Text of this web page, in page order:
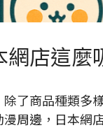
網店這麼
除了商品種類多
周邊，日本網